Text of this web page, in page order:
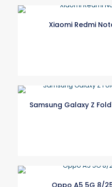
Xiaomi Redmi
Samsung Galaxy Z